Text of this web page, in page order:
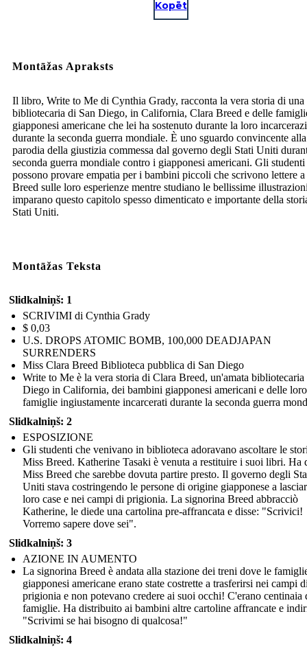
Kopēt
Montāžas Apraksts
Il libro, Write to Me di Cynthia Grady, racconta la vera storia di una
bibliotecaria di San Diego, in California, Clara Breed e delle
giapponesi americane che lei ha sostenuto durante la loro
durante la seconda guerra mondiale. È uno sguardo convincente alla
parodia della giustizia commessa dal governo degli Stati Uniti
seconda guerra mondiale contro i giapponesi americani. Gli studenti
possono provare empatia per i bambini piccoli che scrivono lettere
Breed sulle loro esperienze mentre studiano le bellissime
imparano questo capitolo spesso dimenticato e importante della
Stati Uniti.
Montāžas Teksta
Slidkalniņš: 1
SCRIVIMI di Cynthia Grady
$ 0,03
U.S. DROPS ATOMIC BOMB, 100,000 DEADJAPAN
SURRENDERS
Miss Clara Breed Biblioteca pubblica di San Diego
Write to Me è la vera storia di Clara Breed, un'amata bibliotecaria
Diego in California, dei bambini giapponesi americani e delle loro
famiglie ingiustamente incarcerati durante la seconda guerra
Slidkalniņš: 2
ESPOSIZIONE
Gli studenti che venivano in biblioteca adoravano ascoltare le
Miss Breed. Katherine Tasaki è venuta a restituire i suoi libri. Ha
Miss Breed che sarebbe dovuta partire presto. Il governo degli
Uniti stava costringendo le persone di origine giapponese a
loro case e nei campi di prigionia. La signorina Breed abbracciò
Katherine, le diede una cartolina pre-affrancata e disse: "Scrivici!
Vorremo sapere dove sei".
Slidkalniņš: 3
AZIONE IN AUMENTO
La signorina Breed è andata alla stazione dei treni dove le
giapponesi americane erano state costrette a trasferirsi nei campi
prigionia e non potevano credere ai suoi occhi! C'erano centinaia
famiglie. Ha distribuito ai bambini altre cartoline affrancate e
"Scrivimi se hai bisogno di qualcosa!"
Slidkalniņš: 4